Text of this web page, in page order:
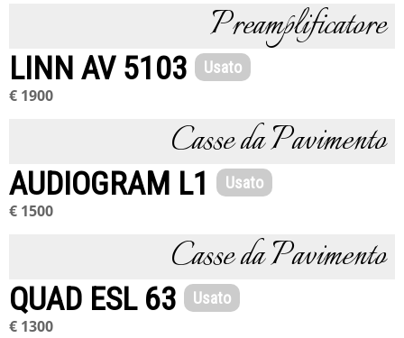
Preamplificatore
LINN AV 5103 Usato
€ 1900
Casse da Pavimento
AUDIOGRAM L1 Usato
€ 1500
Casse da Pavimento
QUAD ESL 63 Usato
€ 1300